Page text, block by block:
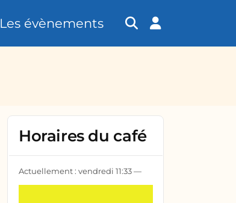
Les évènements
Horaires du café
Actuellement : vendredi 11:33—